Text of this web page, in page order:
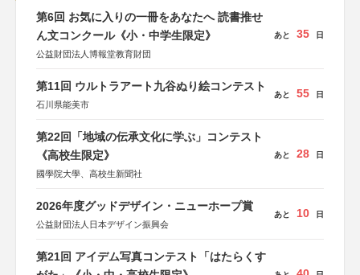
第6回 お気に入りの一冊をあなたへ 読書推せ
ん文コンクール《小・中学生限定》
公益財団法人博報堂教育財団
あと 35 日
第11回 ウルトラアート九谷ぬり絵コンテスト
石川県能美市
あと 55 日
第22回「地域の伝承文化に学ぶ」コンテスト
《高校生限定》
國學院大學、高校生新聞社
あと 28 日
2026年度グッドデザイン・ニューホープ賞
公益財団法人日本デザイン振興会
あと 10 日
第21回 アイデム写真コンテスト「はたらくす